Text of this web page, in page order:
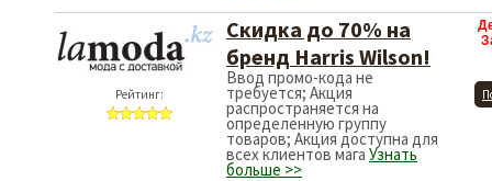
Рейтинг:
Скидка до 70% на
бренд Harris Wilson!
Ввод промо-кода не
требуется; Акция
распространяется на
определенную группу
товаров; Акция доступна для
всех клиентов мага Узнать
больше >>